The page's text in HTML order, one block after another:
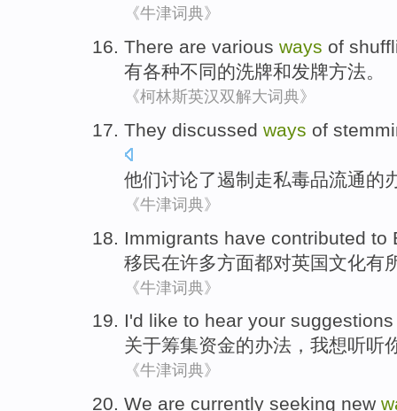
《牛津词典》
There are various ways of
有各种不同的洗牌和发牌方法。
《柯林斯英汉双解大词典》
They discussed ways of
他们讨论了遏制走私毒品流通的
《牛津词典》
Immigrants have contributed to
移民在许多方面都对英国文化有
《牛津词典》
I'd like to hear your suggestions
关于筹集资金的办法 ， 我想听听
《牛津词典》
We are currently seeking new